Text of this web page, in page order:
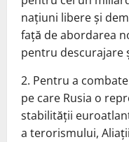
naţiuni libere şi
faţă de abordarea
pentru descurajare
2. Pentru a
pe care Rusia o
stabilităţii
a terorismului,